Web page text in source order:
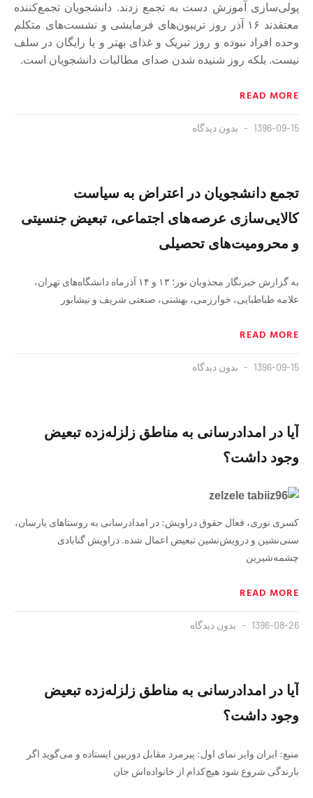
پولی‌سازی آموزش دست به تجمع زدند. دانشجویان تجمع‌کننده
معتقدند ۱۶ آذر روز تریبون‌های فرمایشی و نشست‌های متکلم
وحده افراد نبوده و روز تبریک و غذای بهتر و یا رایگان در سلف
نیست. بلکه روز شنیده شدن صدای مطالبات دانشجویان است.
READ MORE
1396-09-15 بدون دیدگاه
تجمع دانشجویان در اعتراض به سیاست
کالایی‌سازی عرصه‌های اجتماعی، تبعیض جنسیتی
و محرومیت‌های تحصیلی
به گزارش خبرنگار مجذوبان نور؛ ۱۳ و ۱۴ آذرماه دانشگاه‌های تهران،
علامه طباطبایی، خوارزمی، بهشتی، صنعتی شریف و نیشابور
READ MORE
1396-09-15 بدون دیدگاه
آیا در امدادرسانی به مناطق زلزله‌زده تبعیض
وجود داشت؟
کسری نوری، فعال حقوق دراویش: در امدادرسانی به روستاهای یارسان‌،
سنی‌نشین و درویش‌نشین تبعیض اعمال شده. دراویش گنابادی
چشمه‌شیرین
READ MORE
1396-08-26 بدون دیدگاه
آیا در امدادرسانی به مناطق زلزله‌زده تبعیض
وجود داشت؟
منبع: ایران وایر نمای اول: پیرمرد مقابل دوربین ایستاده و می‌گوید اگر
بارندگی شروع شود هیچ‌کدام از خانواده‌اش جان